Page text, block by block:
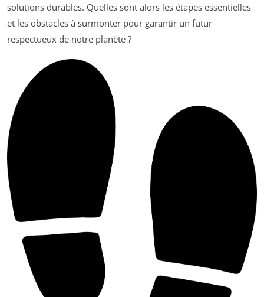
solutions durables. Quelles sont alors les étapes essentielles
et les obstacles à surmonter pour garantir un futur
respectueux de notre planète ?